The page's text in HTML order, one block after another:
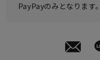
PayPayのみとなります。